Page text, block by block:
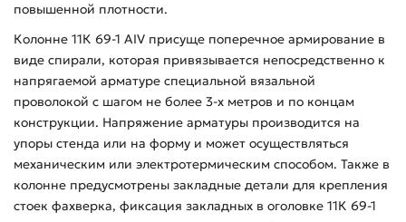
повышенной плотности.
Колонне 11К 69-1 АIV присуще поперечное армирование в
виде спирали, которая привязывается непосредственно к
напрягаемой арматуре специальной вязальной
проволокой с шагом не более 3-х метров и по концам
конструкции. Напряжение арматуры производится на
упоры стенда или на форму и может осуществляться
механическим или электротермическим способом. Также в
колонне предусмотрены закладные детали для крепления
стоек фахверка, фиксация закладных в оголовке 11К 69-1